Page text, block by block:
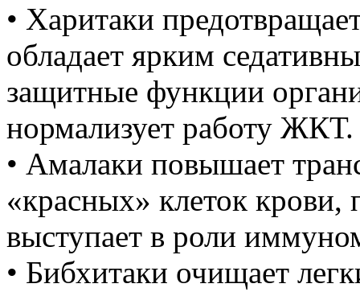
• Харитаки
обладает ярким
защитные функции
нормализует работу ЖКТ.
• Амалаки повышает
«красных» клеток крови,
выступает в роли
• Бибхитаки очищает